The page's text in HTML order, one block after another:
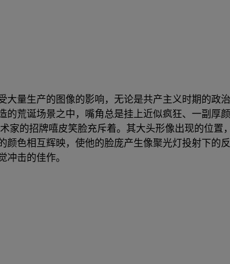
量生产的图像的影响，无论是共产主义时期的
荒诞场景之中，嘴角总是挂上近似疯狂、一副
家的招牌嘻皮笑脸充斥着。其大头形像出现的位
色相互辉映，使他的脸庞产生像聚光灯投射下
冲击的佳作。